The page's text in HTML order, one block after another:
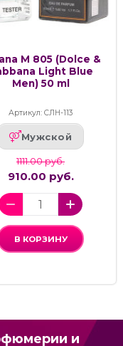
M 805 (Dolce &
Light Blue
Men) 50 ml
Артикул: СЛН-113
Мужской
1111.00 руб.
910.00 руб.
В КОРЗИНУ
и